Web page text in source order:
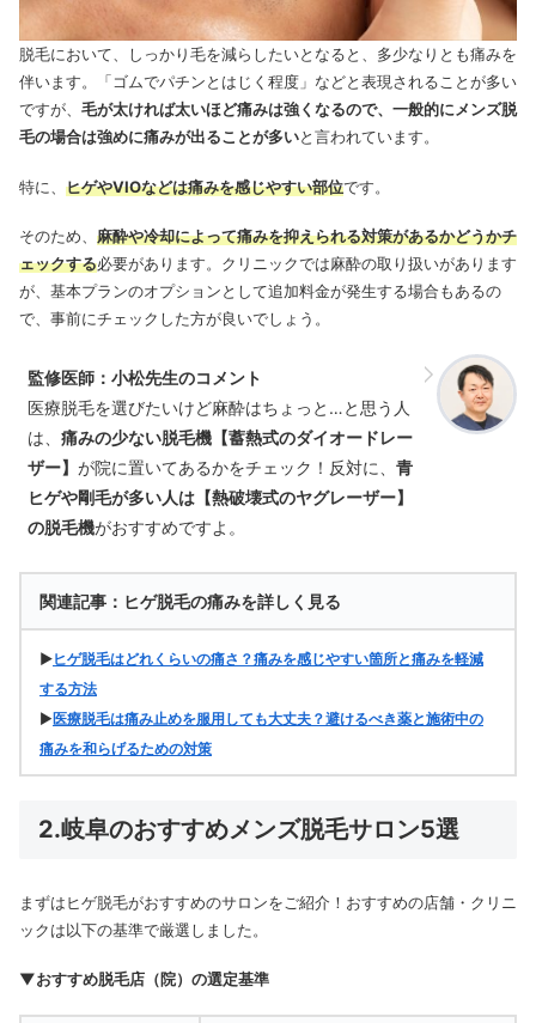
脱毛において、しっかり毛を減らしたいとなると、多少なりとも痛みを
伴います。「ゴムでパチンとはじく程度」などと表現されることが多い
ですが、 毛が太ければ太いほど痛みは強くなるので、一般的にメンズ脱
毛の場合は強めに痛みが出ることが多いと言われています。
特に、 ヒゲやVIOなどは痛みを感じやすい部位です。
そのため、 麻酔や冷却によって痛みを抑えられる対策があるかどうかチ
ェックする必要があります。クリニックでは麻酔の取り扱いがあります
が、基本プランのオプションとして追加料金が発生する場合もあるの
で、事前にチェックした方が良いでしょう。
監修医師：小松先生のコメント
医療脱毛を選びたいけど麻酔はちょっと…と思う人
は、 痛みの少ない脱毛機【蓄熱式のダイオードレー
ザー】 が院に置いてあるかをチェック！反対に、 青
ヒゲや剛毛が多い人は【熱破壊式のヤグレーザー】
の脱毛機がおすすめですよ。
関連記事：ヒゲ脱毛の痛みを詳しく見る
▶ヒゲ脱毛はどれくらいの痛さ？痛みを感じやすい箇所と痛みを軽減
する方法
▶医療脱毛は痛み止めを服用しても大丈夫？避けるべき薬と施術中の
痛みを和らげるための対策
2.岐阜のおすすめメンズ脱毛サロン5選
まずはヒゲ脱毛がおすすめのサロンをご紹介！おすすめの店舗・クリニ
ックは以下の基準で厳選しました。
▼おすすめ脱毛店（院）の選定基準